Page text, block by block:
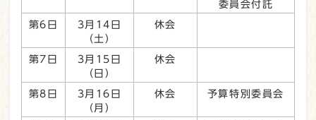
委員会付託
第6日
3月14日
（土）
休会
第7日
3月15日
（日）
休会
第8日
3月16日
（月）
休会 予算特別委員会